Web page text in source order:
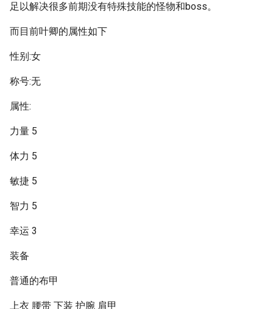
足以解决很多前期没有特殊技能的怪物和boss。
而目前叶卿的属性如下
性别:女
称号:无
属性:
力量 5
体力 5
敏捷 5
智力 5
幸运 3
装备
普通的布甲
上衣 腰带 下装 护腕 肩甲